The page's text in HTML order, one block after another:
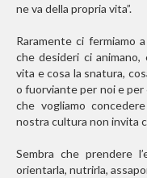
ne va della propria vita”.
Raramente ci fermiamo
che desideri ci
vita e cosa la snatura,
o fuorviante per noi e per
che vogliamo
nostra cultura non invita
Sembra che prendere
orientarla, nutrirla,